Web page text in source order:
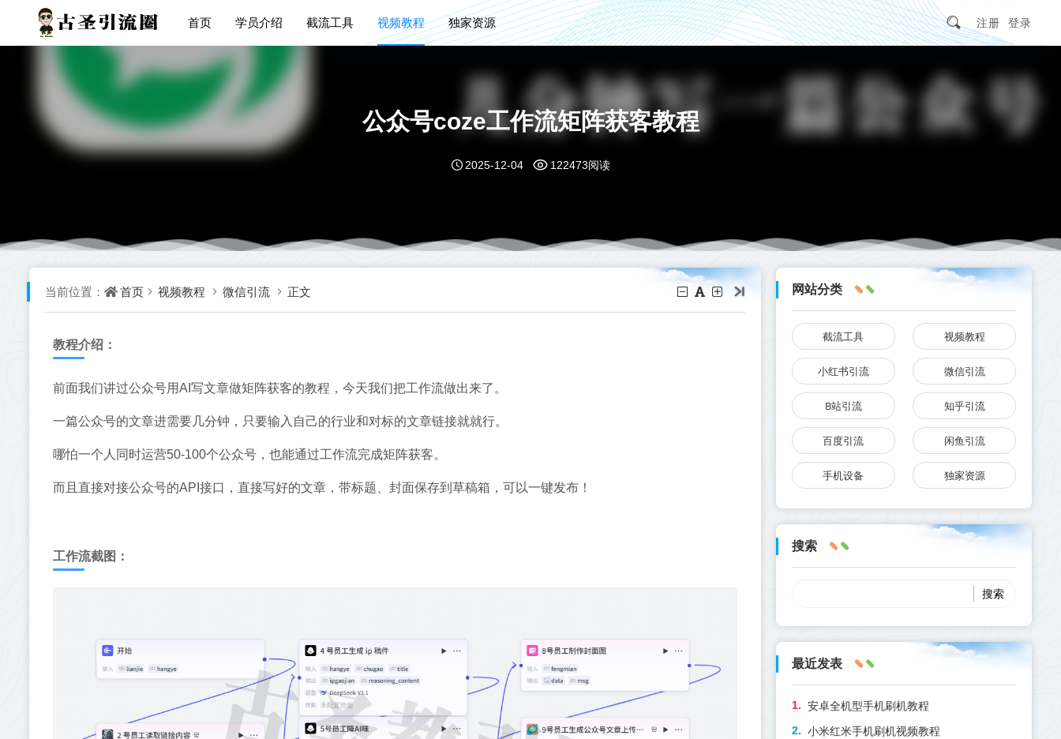
首页 学员介绍 截流工具 视频教程 独家资源 注册 登录
公众号coze工作流矩阵获客教程
2025-12-04 122473阅读
当前位置： 首页 视频教程 微信引流 正文
教程介绍：
前面我们讲过公众号用AI写文章做矩阵获客的教程，今天我们把工作流做出来了。
一篇公众号的文章进需要几分钟，只要输入自己的行业和对标的文章链接就就行。
哪怕一个人同时运营50-100个公众号，也能通过工作流完成矩阵获客。
而且直接对接公众号的API接口，直接写好的文章，带标题、封面保存到草稿箱，可以一键发布！
工作流截图：
网站分类
截流工具 视频教程
小红书引流 微信引流
B站引流 知乎引流
百度引流 闲鱼引流
手机设备 独家资源
搜索
最近发表
安卓全机型手机刷机教程
小米红米手机刷机视频教程